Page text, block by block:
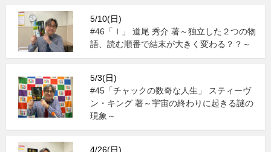
5/10(日)
#46「Ｉ」 道尾 秀介 著～独立した２つの物
語、読む順番で結末が大きく変わる？？～
5/3(日)
#45「チャックの数奇な人生」 スティーヴ
ン・キング 著～宇宙の終わりに起きる謎の
現象～
4/26(日)